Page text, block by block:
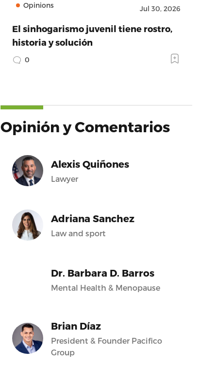
Opinions Jul 30, 2026
El sinhogarismo juvenil tiene rostro,
historia y solución
0
Opinión y Comentarios
Alexis Quiñones
Lawyer
Adriana Sanchez
Law and sport
Dr. Barbara D. Barros
Mental Health & Menopause
Brian Díaz
President & Founder Pacifico
Group